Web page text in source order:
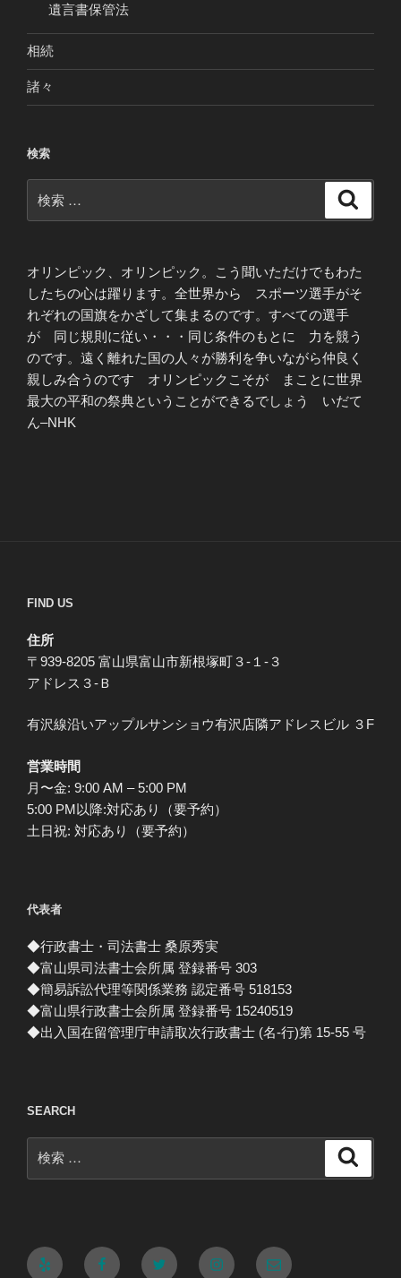
遺言書保管法
相続
諸々
検索
索:
オリンピック、オリンピック。こう聞いただけでもわた
したちの心は躍ります。全世界から スポーツ選手がそ
れぞれの国旗をかざして集まるのです。すべての選手
が 同じ規則に従い・・・同じ条件のもとに 力を競う
のです。遠く離れた国の人々が勝利を争いながら仲良く
親しみ合うのです オリンピックこそが まことに世界
最大の平和の祭典ということができるでしょう いだて
ん–NHK
FIND US
住所
〒939-8205 富山県富山市新根塚町３-１-３
アドレス３-Ｂ
有沢線沿いアップルサンショウ有沢店隣アドレスビル ３F
営業時間
月〜金: 9:00 AM – 5:00 PM
5:00 PM以降:対応あり（要予約）
土日祝: 対応あり（要予約）
代表者
◆行政書士・司法書士 桑原秀実
◆富山県司法書士会所属 登録番号 303
◆簡易訴訟代理等関係業務 認定番号 518153
◆富山県行政書士会所属 登録番号 15240519
◆出入国在留管理庁申請取次行政書士 (名-行)第 15-55 号
SEARCH
索:
Yelp FacebookTwitter Instagram
メ